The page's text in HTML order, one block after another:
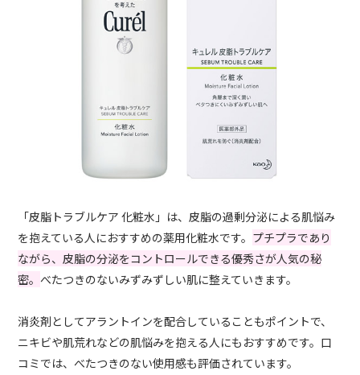
「皮脂トラブルケア 化粧水」は、皮脂の過剰分泌による肌悩み
を抱えている人におすすめの薬用化粧水です。 プチプラであり
ながら、皮脂の分泌をコントロールできる優秀さが人気の秘
密。 べたつきのないみずみずしい肌に整えていきます。
消炎剤としてアラントインを配合していることもポイントで、
ニキビや肌荒れなどの肌悩みを抱える人にもおすすめです。口
コミでは、べたつきのない使用感も評価されています。